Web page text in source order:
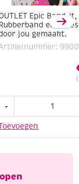
Epic Band-it,
en
jou gemaakt.
-